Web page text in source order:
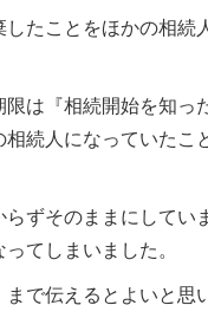
たことをほかの相続
は『相続開始を知っ
続人になっていたこ
ずそのままにしてい
てしまいました。
で伝えるとよいと思